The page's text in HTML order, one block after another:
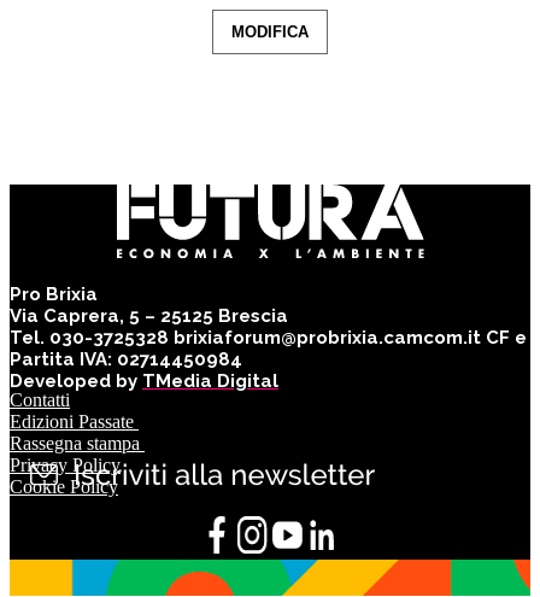
MODIFICA
Pro Brixia
Via Caprera, 5 – 25125 Brescia
Tel. 030-3725328 brixiaforum@probrixia.camcom.it CF e
Partita IVA: 02714450984
Developed by TMedia Digital
Contatti
Edizioni Passate
Rassegna stampa
Privacy Policy
Cookie Policy